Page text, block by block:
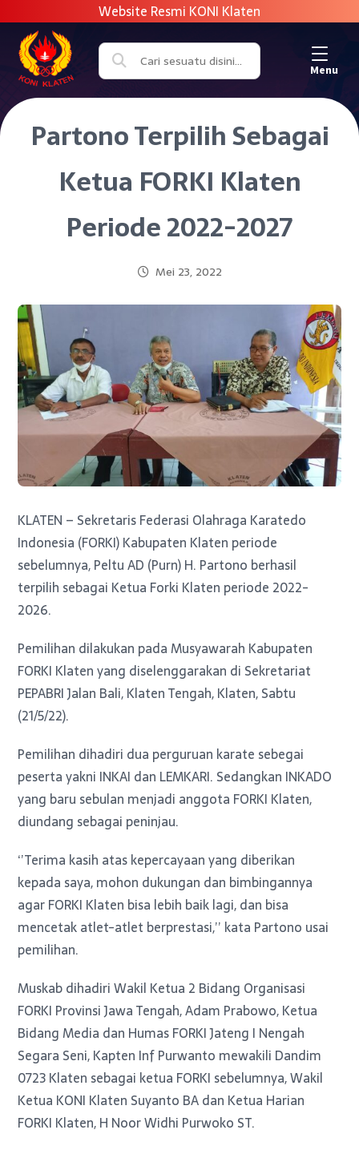
Menu
Partono Terpilih Sebagai
Ketua FORKI Klaten
Periode 2022-2027
Mei 23, 2022
KLATEN – Sekretaris Federasi Olahraga Karatedo
Indonesia (FORKI) Kabupaten Klaten periode
sebelumnya, Peltu AD (Purn) H. Partono berhasil
terpilih sebagai Ketua Forki Klaten periode 2022-
2026.
Pemilihan dilakukan pada Musyawarah Kabupaten
FORKI Klaten yang diselenggarakan di Sekretariat
PEPABRI Jalan Bali, Klaten Tengah, Klaten, Sabtu
(21/5/22).
Pemilihan dihadiri dua perguruan karate sebegai
peserta yakni INKAI dan LEMKARI. Sedangkan INKADO
yang baru sebulan menjadi anggota FORKI Klaten,
diundang sebagai peninjau.
‘’Terima kasih atas kepercayaan yang diberikan
kepada saya, mohon dukungan dan bimbingannya
agar FORKI Klaten bisa lebih baik lagi, dan bisa
mencetak atlet-atlet berprestasi,’’ kata Partono usai
pemilihan.
Muskab dihadiri Wakil Ketua 2 Bidang Organisasi
FORKI Provinsi Jawa Tengah, Adam Prabowo, Ketua
Bidang Media dan Humas FORKI Jateng I Nengah
Segara Seni, Kapten Inf Purwanto mewakili Dandim
0723 Klaten sebagai ketua FORKI sebelumnya, Wakil
Ketua KONI Klaten Suyanto BA dan Ketua Harian
FORKI Klaten, H Noor Widhi Purwoko ST.